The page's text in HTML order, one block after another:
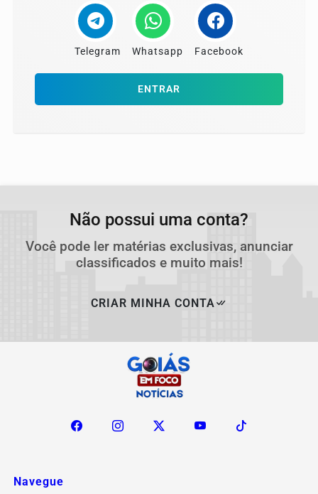
Telegram Whatsapp Facebook
ENTRAR
Não possui uma conta?
Você pode ler matérias exclusivas, anunciar
classificados e muito mais!
CRIAR MINHA CONTA
Navegue